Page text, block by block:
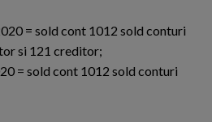
= sold cont 1012 sold conturi
si 121 creditor;
= sold cont 1012 sold conturi